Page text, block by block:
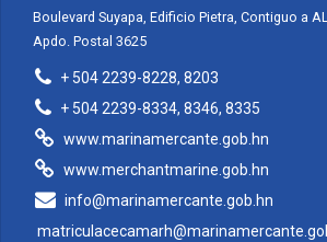
Boulevard Suyapa, Edificio Pietra, Contiguo a
Apdo. Postal 3625
+ 504 2239-8228, 8203
+ 504 2239-8334, 8346, 8335
www.marinamercante.gob.hn
www.merchantmarine.gob.hn
info@marinamercante.gob.hn